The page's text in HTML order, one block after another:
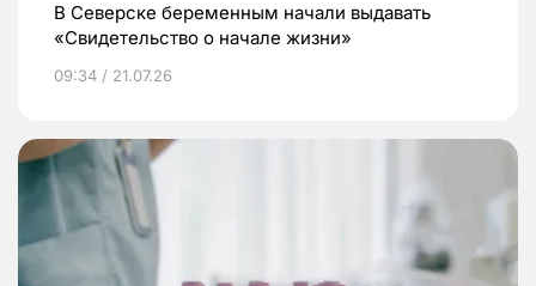
В Северске беременным начали выдавать
«Свидетельство о начале жизни»
09:34 / 21.07.26